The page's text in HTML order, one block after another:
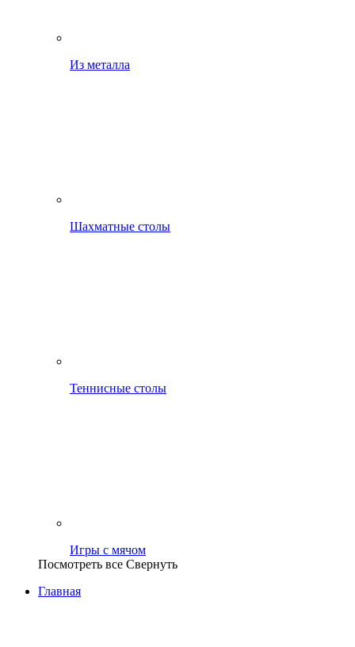
Из металла
Шахматные столы
Теннисные столы
Игры с мячом
Посмотреть все Свернуть
Главная